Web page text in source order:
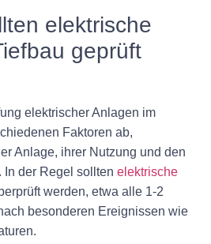
elektrische
geprüft
elektrischer Anlagen im
Faktoren ab,
Anlage, ihrer Nutzung und den
In der Regel sollten elektrische
werden, etwa alle 1-2
besonderen Ereignissen wie